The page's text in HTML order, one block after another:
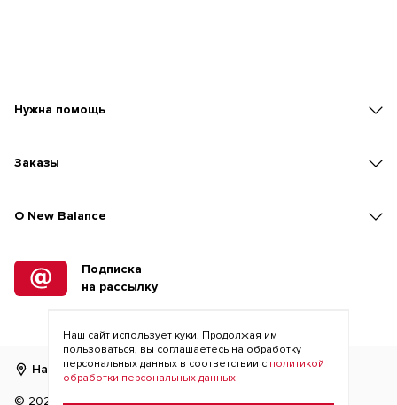
Нужна помощь
Заказы
O New Balance
Подписка
на рассылку
Найти магазин RU KZ
© 2026
Наш сайт использует куки. Продолжая им
пользоваться, вы соглашаетесь на обработку
персональных данных в соответствии с политикой
обработки персональных данных